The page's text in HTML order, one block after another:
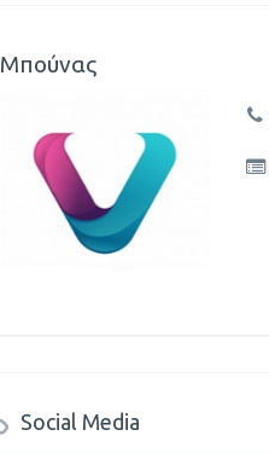
Μπούνας
Social Media